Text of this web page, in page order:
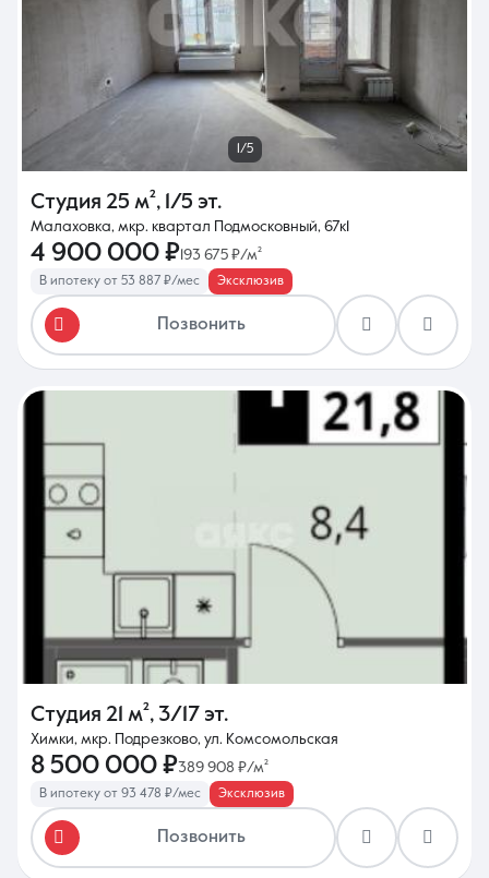
1/5
Студия 25 м², 1/5 эт.
Малаховка, мкр. квартал Подмосковный, 67к1
4 900 000 ₽193 675 ₽/м²
В ипотеку от 53 887 ₽/мес Эксклюзив
Позвонить
Студия 21 м², 3/17 эт.
Химки, мкр. Подрезково, ул. Комсомольская
8 500 000 ₽389 908 ₽/м²
В ипотеку от 93 478 ₽/мес Эксклюзив
Позвонить